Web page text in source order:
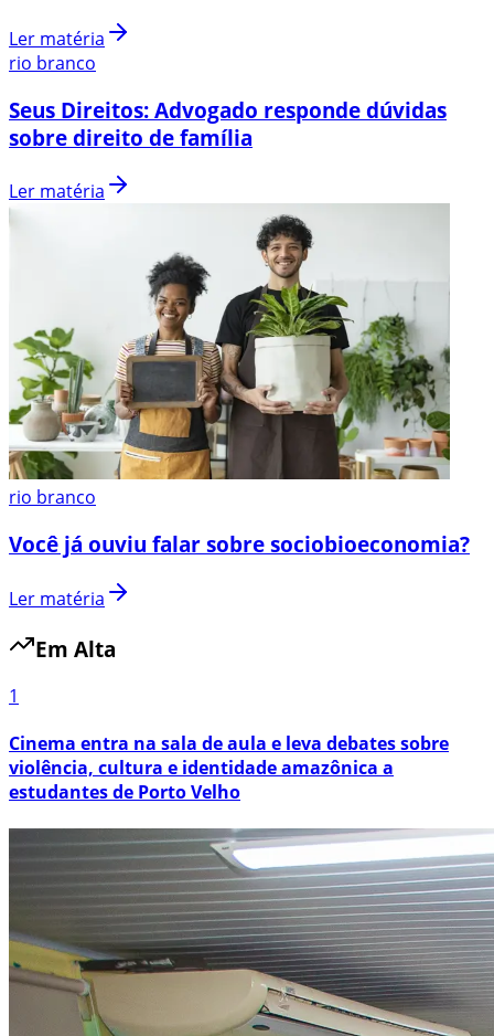
Ler matéria
rio branco
Seus Direitos: Advogado responde dúvidas
sobre direito de família
Ler matéria
rio branco
Você já ouviu falar sobre sociobioeconomia?
Ler matéria
Em Alta
1
Cinema entra na sala de aula e leva debates sobre
violência, cultura e identidade amazônica a
estudantes de Porto Velho